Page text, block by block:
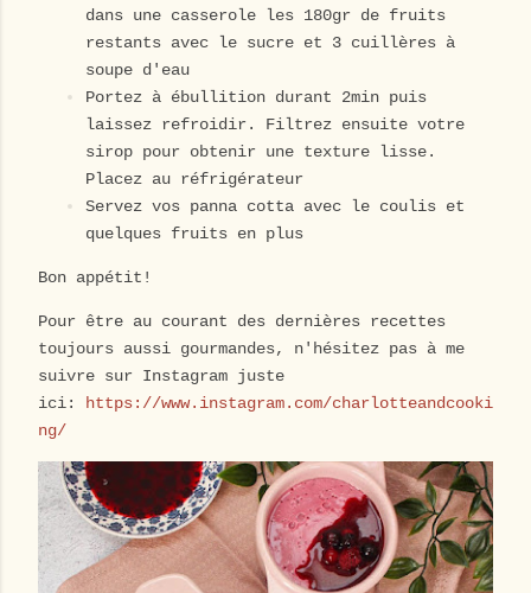
dans une casserole les 180gr de fruits
restants avec le sucre et 3 cuillères à
soupe d'eau
Portez à ébullition durant 2min puis
laissez refroidir. Filtrez ensuite votre
sirop pour obtenir une texture lisse.
Placez au réfrigérateur
Servez vos panna cotta avec le coulis et
quelques fruits en plus
Bon appétit!
Pour être au courant des dernières recettes
toujours aussi gourmandes, n'hésitez pas à me
suivre sur Instagram juste
ici:
https://www.instagram.com/charlotteandcooki
ng/